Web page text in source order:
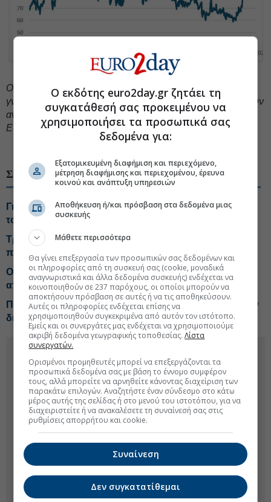
Oι απόψεις που διατυπώνονται σε ενυπόγραφο άρθρο
γνώμης ανήκουν στον συγγραφέα και δεν αντιπροσωπεύουν
αναγκαστικά, μερικώς ή στο σύνολο, απόψεις του
Euro2day.gr.
#ΗΠΑ - Ιράν
ΣΧΕΤΙΚΑ ΘΕΜΑΤΑ
Γιατί οι τιμές βενζίνης και ντίζελ... αποσυνδέθηκαν από
το Brent
Tραμπ: Οι Chevron και Exxon έβγαλαν υπερβολικά
πολλά χρήματα λόγω του πολέμου
Ο κορυφαίος στρατηγός του Τραμπ αναζητά «έξοδο»
από τον πόλεμο στο Ιράν
Πορτογαλία: Έκτακτος φόρος 33% στα υπερκέρδη των
διυλιστηρίων
Ο εκδότης euro2day.gr ζητάει τη
συγκατάθεσή σας προκειμένου να
χρησιμοποιήσει τα προσωπικά σας
δεδομένα για:
Εξατομικευμένη διαφήμιση και περιεχόμενο,
μέτρηση διαφήμισης και περιεχομένου, έρευνα
κοινού και ανάπτυξη υπηρεσιών
Αποθήκευση ή/και πρόσβαση στα δεδομένα μιας
συσκευής
Μάθετε περισσότερα
Θα γίνει επεξεργασία των προσωπικών σας δεδομένων και
οι πληροφορίες από τη συσκευή σας (cookie, μοναδικά
αναγνωριστικά και άλλα δεδομένα συσκευής) ενδέχεται να
κοινοποιηθούν σε 237 παρόχους, οι οποίοι μπορούν να
αποκτήσουν πρόσβαση σε αυτές ή να τις αποθηκεύσουν.
Αυτές οι πληροφορίες ενδέχεται επίσης να
χρησιμοποιηθούν συγκεκριμένα από αυτόν τον ιστότοπο.
Εμείς και οι συνεργάτες μας ενδέχεται να χρησιμοποιούμε
ακριβή δεδομένα γεωγραφικής τοποθεσίας.Λίστα
συνεργατών.
Ορισμένοι προμηθευτές μπορεί να επεξεργάζονται τα
προσωπικά δεδομένα σας με βάση το έννομο συμφέρον
τους, αλλά μπορείτε να αρνηθείτε κάνοντας διαχείριση των
παρακάτω επιλογών. Αναζητήστε έναν σύνδεσμο στο κάτω
μέρος αυτής της σελίδας ή στο μενού του ιστοτόπου, για να
διαχειριστείτε ή να ανακαλέσετε τη συναίνεσή σας στις
ρυθμίσεις απορρήτου και cookie.
Συναίνεση
Δεν συγκατατίθεμαι